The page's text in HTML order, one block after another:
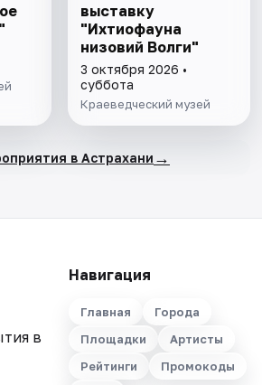
выставку
"Ихтиофауна
низовий Волги"
3 октября 2026 •
суббота
Краеведческий музей
в Астрахани →
в
Навигация
Главная
Города
Площадки
Артисты
Рейтинги
Промокоды